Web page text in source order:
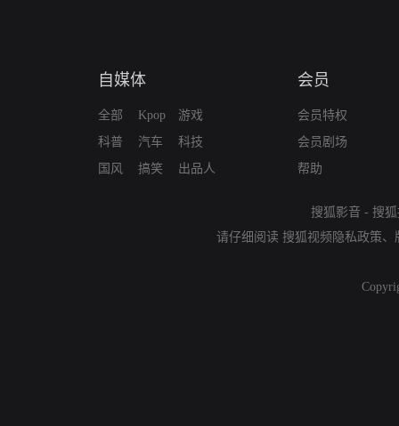
自媒体
全部
科普
国风
Kpop
汽车
搞笑
游戏
科技
出品人
会员
会员特权
会员剧场
帮助
搜狐影音 - 搜
请仔细阅读 搜狐视频隐私政策、